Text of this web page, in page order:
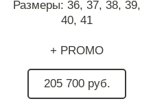
Размеры: 36, 37, 38, 39,
40, 41
+ PROMO
205 700 руб.